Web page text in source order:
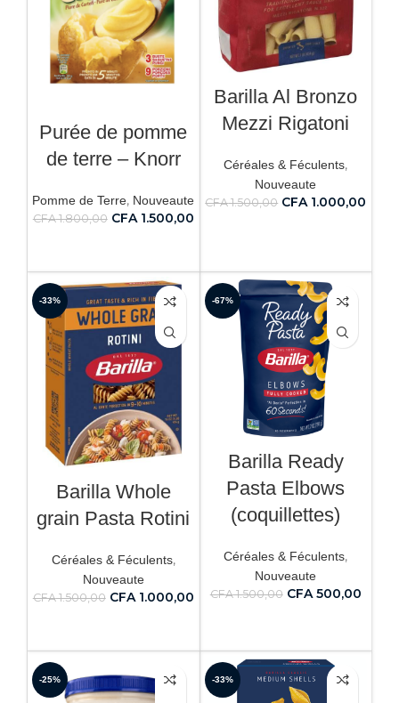
Purée de pomme
de terre – Knorr
Pomme de Terre, Nouveaute
CFA1.800,00 CFA1.500,00
Barilla Al Bronzo
Mezzi Rigatoni
Céréales & Féculents,
Nouveaute
CFA1.500,00 CFA1.000,00
-33%
Barilla Whole
grain Pasta Rotini
Céréales & Féculents,
Nouveaute
CFA1.500,00 CFA1.000,00
-67%
Barilla Ready
Pasta Elbows
(coquillettes)
Céréales & Féculents,
Nouveaute
CFA1.500,00 CFA500,00
-25% -33%